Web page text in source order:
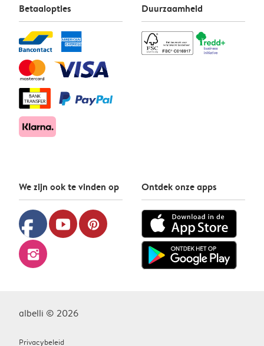
Betaalopties Duurzaamheid
We zijn ook te vinden op
facebook youtube pinterest
instagram
Ontdek onze apps
albelli © 2026
Privacybeleid